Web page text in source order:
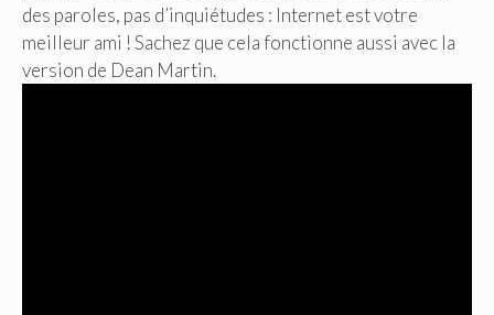
des paroles, pas d’inquiétudes : Internet est votre
meilleur ami ! Sachez que cela fonctionne aussi avec la
version de Dean Martin.